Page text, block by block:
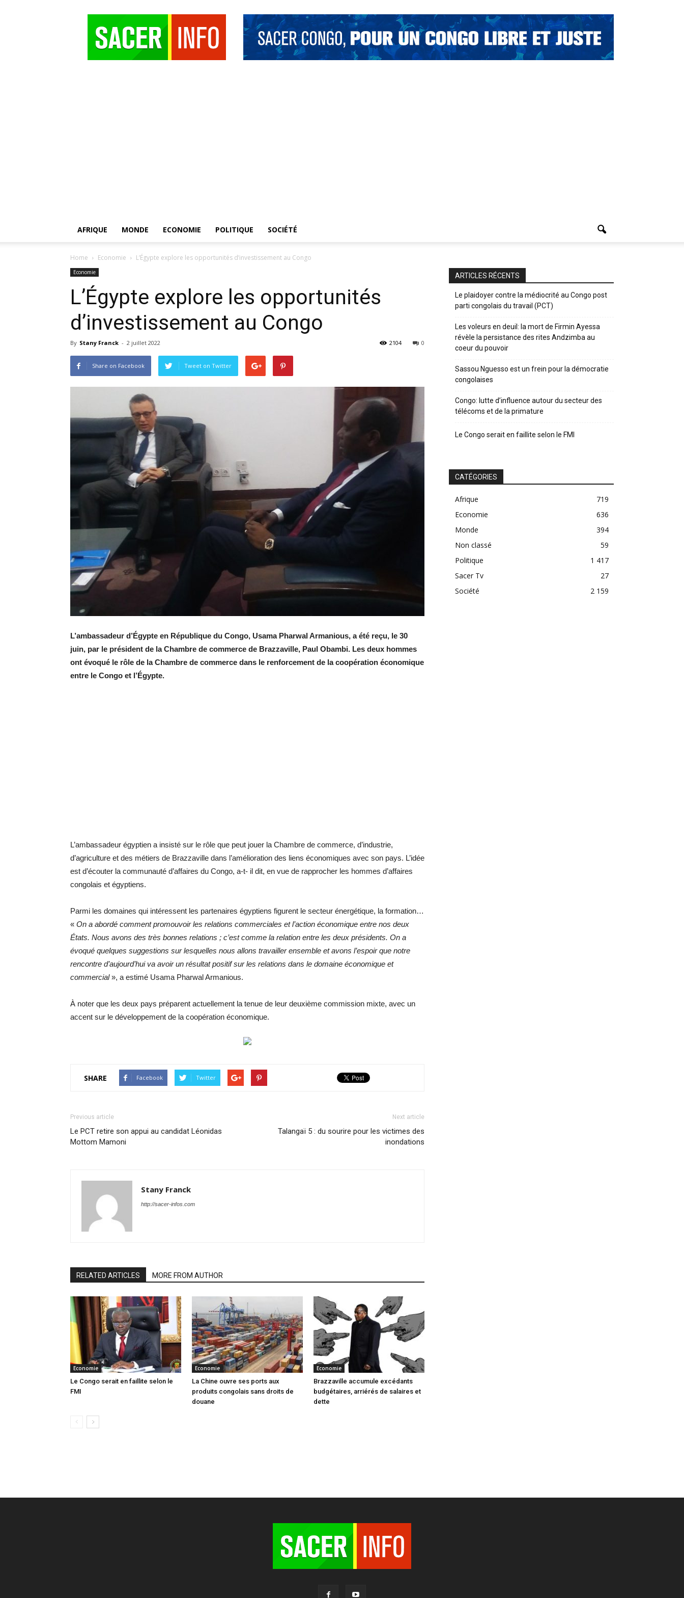
AFRIQUE MONDE ECONOMIE POLITIQUE SOCIÉTÉ
Home Economie L’Égypte explore les opportunités d’investissement au Congo
Economie
L’Égypte explore les opportunités
d’investissement au Congo
By Stany Franck - 2 juillet 2022 0
2104
Share on Facebook Tweet on Twitter
L’ambassadeur d’Égypte en République du Congo, Usama Pharwal Armanious, a été reçu, le 30
juin, par le président de la Chambre de commerce de Brazzaville, Paul Obambi. Les deux hommes
ont évoqué le rôle de la Chambre de commerce dans le renforcement de la coopération économique
entre le Congo et l’Égypte.
L’ambassadeur égyptien a insisté sur le rôle que peut jouer la Chambre de commerce, d’industrie,
d’agriculture et des métiers de Brazzaville dans l’amélioration des liens économiques avec son pays. L’idée
est d’écouter la communauté d’affaires du Congo, a-t- il dit, en vue de rapprocher les hommes d’affaires
congolais et égyptiens.
Parmi les domaines qui intéressent les partenaires égyptiens figurent le secteur énergétique, la formation…
« On a abordé comment promouvoir les relations commerciales et l’action économique entre nos deux
États. Nous avons des très bonnes relations ; c’est comme la relation entre les deux présidents. On a
évoqué quelques suggestions sur lesquelles nous allons travailler ensemble et avons l’espoir que notre
rencontre d’aujourd’hui va avoir un résultat positif sur les relations dans le domaine économique et
commercial», a estimé Usama Pharwal Armanious.
À noter que les deux pays préparent actuellement la tenue de leur deuxième commission mixte, avec un
accent sur le développement de la coopération économique.
SHARE Facebook Twitter
Previous article
Le PCT retire son appui au candidat Léonidas
Mottom Mamoni
Next article
Talangaï 5 : du sourire pour les victimes des
inondations
Stany Franck
http://sacer-infos.com
RELATED ARTICLES MORE FROM AUTHOR
Economie
Le Congo serait en faillite selon le
FMI
Economie
La Chine ouvre ses ports aux
produits congolais sans droits de
douane
Economie
Brazzaville accumule excédants
budgétaires, arriérés de salaires et
dette
ARTICLES RÉCENTS
Le plaidoyer contre la médiocrité au Congo post
parti congolais du travail (PCT)
Les voleurs en deuil: la mort de Firmin Ayessa
révèle la persistance des rites Andzimba au
coeur du pouvoir
Sassou Nguesso est un frein pour la démocratie
congolaises
Congo: lutte d’influence autour du secteur des
télécoms et de la primature
Le Congo serait en faillite selon le FMI
CATÉGORIES
Afrique
719
Economie
636
Monde
394
Non classé
59
Politique
1 417
Sacer Tv
27
Société
2 159